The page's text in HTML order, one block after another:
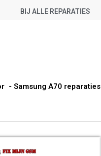
BIJ ALLE REPARATIES
- Samsung A70 reparaties